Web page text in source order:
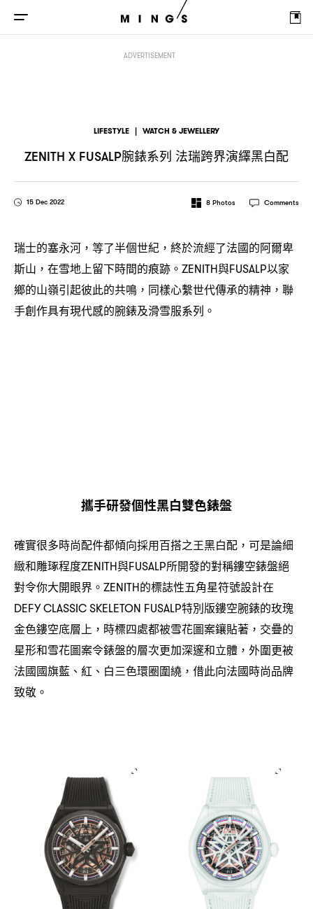
ADVERTISEMENT
LIFESTYLE | WATCH & JEWELLERY
ZENITH X FUSALP腕錶系列 法瑞跨界演繹黑白配
15 Dec 2022 8 Photos Comments
瑞士的塞永河 ， 等了半個世紀 ， 終於流經了法國的阿爾卑
斯山 ， 在雪地上留下時間的痕跡。 ZENITH與FUSALP以家
鄉的山嶺引起彼此的共鳴 ， 同樣心繫世代傳承的精神 ， 聯
手創作具有現代感的腕錶及滑雪服系列。
攜手研發個性黑白雙色錶盤
確實很多時尚配件都傾向採用百搭之王黑白配 ， 可是論細
緻和雕琢程度ZENITH與FUSALP所開發的對稱鏤空錶盤絕
對令你大開眼界。 ZENITH的標誌性五角星符號設計在
DEFY CLASSIC SKELETON FUSALP特別版鏤空腕錶的玫瑰
金色鏤空底層上 ， 時標四處都被雪花圖案鑲貼著 ， 交疊的
星形和雪花圖案令錶盤的層次更加深邃和立體 ， 外圍更被
法國國旗藍、紅、白三色環圈圍繞 ， 借此向法國時尚品牌
致敬。
腕錶系列 法瑞跨界演繹黑白配